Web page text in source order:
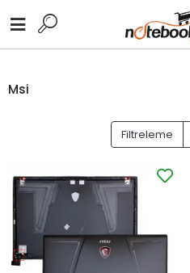
Msi
Filtreleme